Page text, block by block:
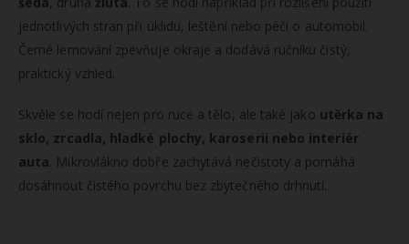
jednotlivých stran při úklidu, leštění nebo péči o automobil.
Černé lemování zpevňuje okraje a dodává ručníku čistý,
praktický vzhled.
Skvěle se hodí nejen pro ruce a tělo, ale také jako utěrka na
sklo, zrcadla, hladké plochy, karoserii nebo interiér
auta . Mikrovlákno dobře zachytává nečistoty a pomáhá
dosáhnout čistého povrchu bez zbytečného drhnutí.